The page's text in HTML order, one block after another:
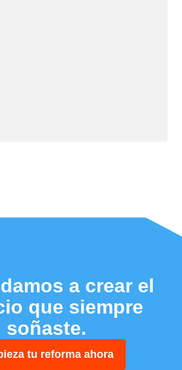
a crear el
que siempre
soñaste.
tu reforma ahora